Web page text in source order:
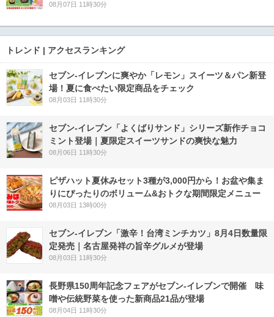
08月07日 11時30分
トレンド | アクセスランキング
セブン‐イレブンに爽やか「レモン」スイーツ＆パン新登
場！夏に食べたい限定商品をチェック
08月03日 11時30分
セブン‐イレブン「よくばりサンド」シリーズ新作チョコ
ミント登場｜夏限定スイーツサンドの爽快な魅力
08月06日 11時30分
ピザハット夏休みセット3種が3,000円から！お盆や集ま
りにぴったりのボリューム&おトクな期間限定メニュー
08月03日 13時00分
セブン-イレブン「激辛！台湾ミンチカツ」8月4日数量限
定発売｜名古屋発祥の旨辛グルメが登場
08月03日 11時30分
長野県150周年記念フェアがセブン-イレブンで開催 味
噌や伝統野菜を使った新商品21品が登場
08月04日 11時30分